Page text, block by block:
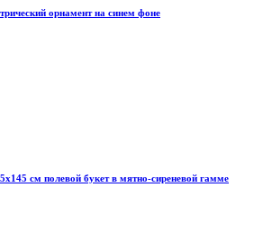
орнамент на синем фоне
см полевой букет в мятно-сиреневой гамме